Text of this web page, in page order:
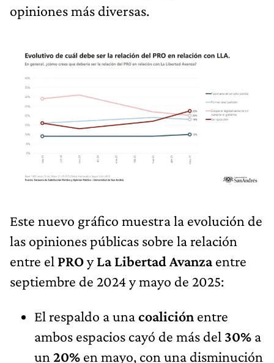
opiniones más diversas.
Este nuevo gráfico muestra la evolución de
las opiniones públicas sobre la relación
entre el PROyLa Libertad Avanzaentre
septiembre de 2024 y mayo de 2025:
El respaldo a unacoalición entre
ambos espacios cayó de más del 30% a
un 20% en mayo, con una disminución